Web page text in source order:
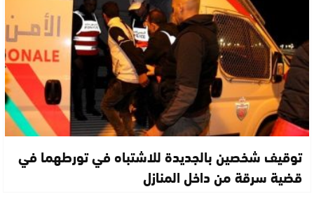
توقيف شخصين بالجديدة للاشتباه في تورطهما في
قضية سرقة من داخل المنازل